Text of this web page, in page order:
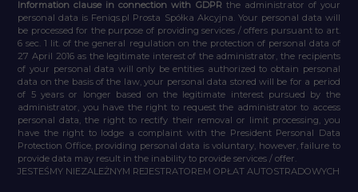
Information clause in connection with GDPR the administrator of your
personal data is Feniqs.pl Prosta Spółka Akcyjna. Your personal data will
be processed for the purpose of providing services / offers pursuant to art.
6 sec. 1 lit. of the general regulation on the protection of personal data of
27 April 2016 as the legitimate interest of the administrator, the recipients
of your personal data will only be entities authorized to obtain personal
data on the basis of the law, your personal data stored will be for a period
of 5 years or longer based on the legitimate interest pursued by the
administrator, you have the right to request the administrator to access
personal data, the right to rectify their removal or limit processing, you
have the right to lodge a complaint with the President Personal Data
Protection Office, providing personal data is voluntary, however, failure to
provide data may result in the inability to provide services / offer.
JESTEŚMY NIEZALEŻNYM REJESTRATOREM OPŁAT AUTOSTRADOWYCH